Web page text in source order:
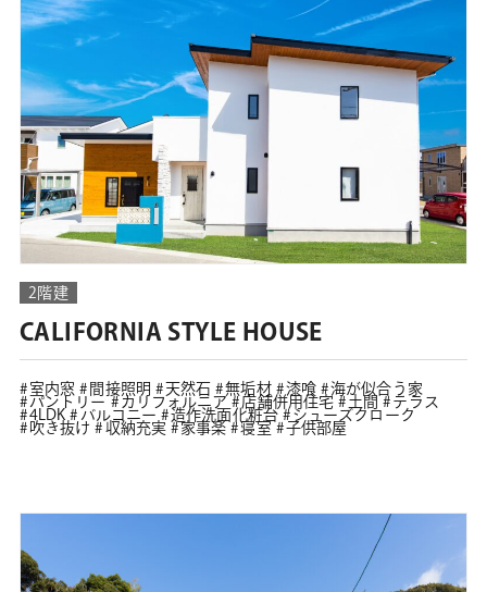
2階建
CALIFORNIA STYLE HOUSE
室内窓 間接照明 天然石 無垢材 漆喰
海が似合う家
パントリー
カリフォルニア 店舗併用住宅 土間
テラス
4LDK
バルコニー 造作洗面化粧台
シューズクローク
吹き抜け
収納充実 家事楽 寝室 子供部屋